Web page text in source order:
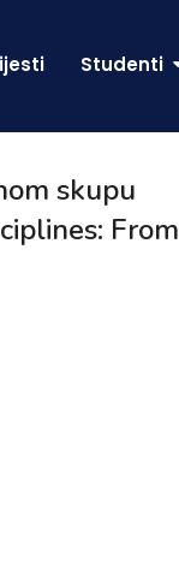
Studenti
skupu
From